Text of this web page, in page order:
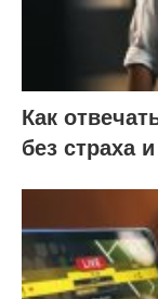
Как
без страха